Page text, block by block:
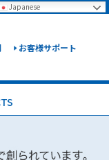
お客様サポート
Japanese
privacy very seriously.
questions.YesNo